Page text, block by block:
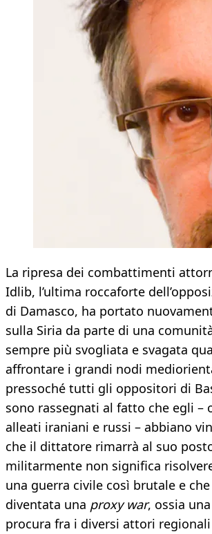
La ripresa dei combattimenti
Idlib, l’ultima roccaforte
di Damasco, ha portato
sulla Siria da parte di una
sempre più svogliata e svagata
affrontare i grandi nodi
pressoché tutti gli oppositori di
sono rassegnati al fatto che egli –
alleati iraniani e russi – abbiano
che il dittatore rimarrà al suo
militarmente non significa
una guerra civile così brutale e
diventata una proxy war, ossia
procura fra i diversi attori